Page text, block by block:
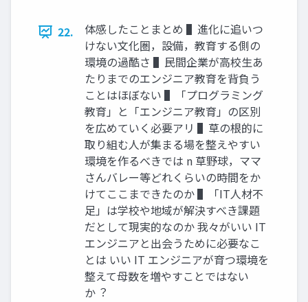
22.
体感したことまとめ ▌進化に追いつ
けない⽂化圏，設備，教育する側の
環境の過酷さ ▌⺠間企業が⾼校⽣あ
たりまでのエンジニア教育を背負う
ことはほぼない ▌「プログラミング
教育」と「エンジニア教育」の区別
を広めていく必要アリ ▌草の根的に
取り組む⼈が集まる場を整えやすい
環境を作るべきでは n 草野球，ママ
さんバレー等どれくらいの時間をか
けてここまできたのか ▌「IT⼈材不
⾜」は学校や地域が解決すべき課題
だとして現実的なのか 我々がいい IT
エンジニアと出会うために必要なこ
とは いい IT エンジニアが育つ環境を
整えて⺟数を増やすことではない
か︖